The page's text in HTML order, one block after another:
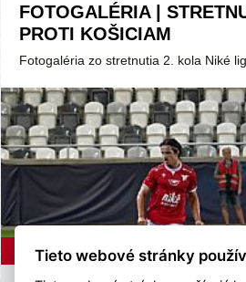
FOTOGALÉRIA |
PROTI KOŠICIAM
Fotogaléria zo stretnutia 2. kola Niké
ASTV 2.8.2026
Tieto webové stránky